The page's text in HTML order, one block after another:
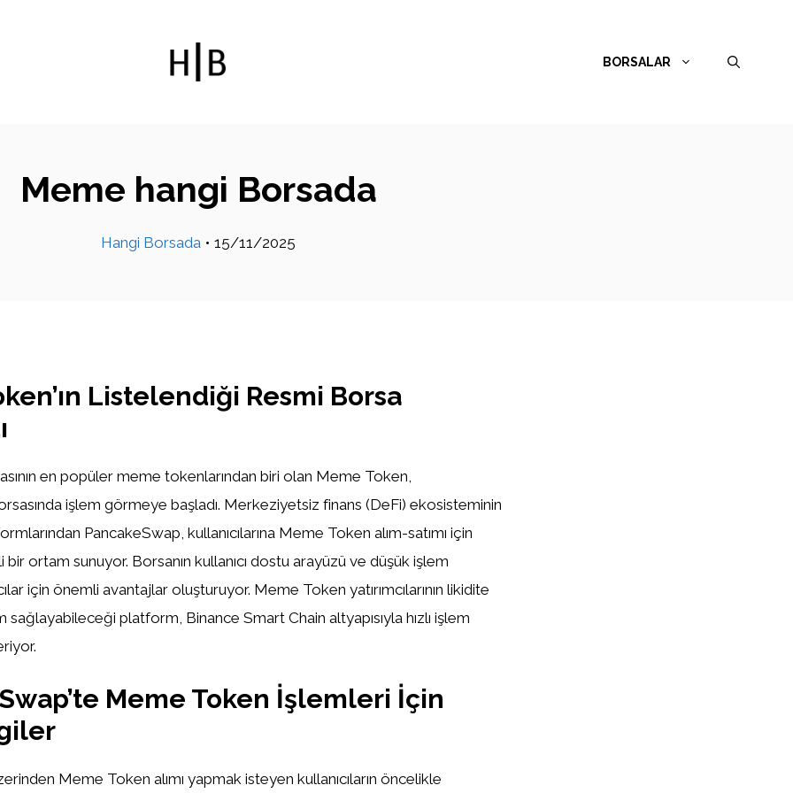
BORSALAR
Meme hangi Borsada
Hangi Borsada • 15/11/2025
Listelendiği Resmi Borsa
en popüler meme tokenlarından biri olan Meme Token,
işlem görmeye başladı. Merkeziyetsiz finans (DeFi) ekosisteminin
PancakeSwap, kullanıcılarına Meme Token alım-satımı için
ortam sunuyor. Borsanın kullanıcı dostu arayüzü ve düşük işlem
için önemli avantajlar oluşturuyor. Meme Token yatırımcılarının likidite
sağlayabileceği platform, Binance Smart Chain altyapısıyla hızlı işlem
Meme Token İşlemleri İçin
Meme Token alımı yapmak isteyen kullanıcıların öncelikle